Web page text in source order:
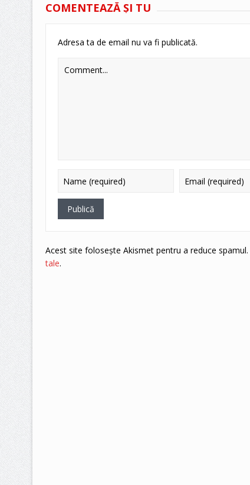
COMENTEAZĂ ŞI TU
Adresa ta de email nu va fi publicată.
Acest site folosește Akismet pentru a reduce spamul.
tale.